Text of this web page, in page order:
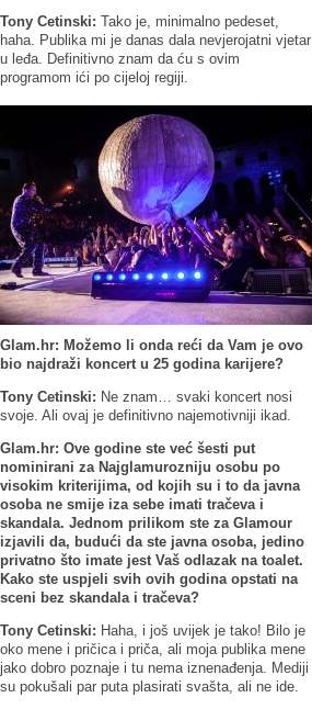
Tony Cetinski: Tako je, minimalno pedeset,
haha. Publika mi je danas dala nevjerojatni vjetar
u leđa. Definitivno znam da ću s ovim
programom ići po cijeloj regiji.
Glam.hr: Možemo li onda reći da Vam je ovo
bio najdraži koncert u 25 godina karijere?
Tony Cetinski: Ne znam… svaki koncert nosi
svoje. Ali ovaj je definitivno najemotivniji ikad.
Glam.hr: Ove godine ste već šesti put
nominirani za Najglamurozniju osobu po
visokim kriterijima, od kojih su i to da javna
osoba ne smije iza sebe imati tračeva i
skandala. Jednom prilikom ste za Glamour
izjavili da, budući da ste javna osoba, jedino
privatno što imate jest Vaš odlazak na toalet.
Kako ste uspjeli svih ovih godina opstati na
sceni bez skandala i tračeva?
Tony Cetinski: Haha, i još uvijek je tako! Bilo je
oko mene i pričica i priča, ali moja publika mene
jako dobro poznaje i tu nema iznenađenja. Mediji
su pokušali par puta plasirati svašta, ali ne ide.